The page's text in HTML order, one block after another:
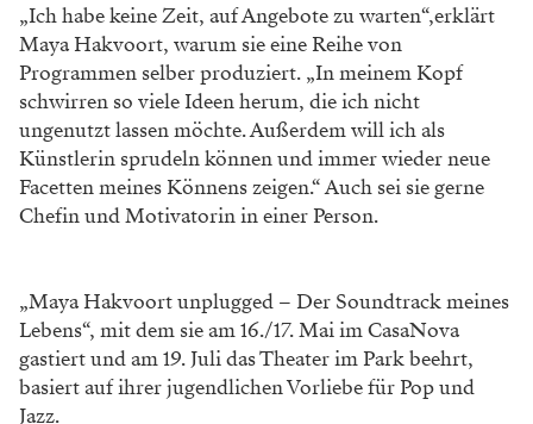
„Ich habe keine Zeit, auf Angebote zu warten“,erklärt
Maya Hakvoort, warum sie eine Reihe von
Programmen selber produziert. „In meinem Kopf
schwirren so viele Ideen herum, die ich nicht
ungenutzt lassen möchte. Außerdem will ich als
Künstlerin sprudeln können und immer wieder neue
Facetten meines Könnens zeigen.“ Auch sei sie gerne
Chefin und Motivatorin in einer Person.
„Maya Hakvoort unplugged – Der Soundtrack meines
Lebens“, mit dem sie am 16./17. Mai im CasaNova
gastiert und am 19. Juli das Theater im Park beehrt,
basiert auf ihrer jugendlichen Vorliebe für Pop und
Jazz.